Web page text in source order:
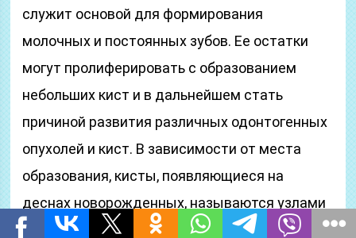
служит основой для формирования
молочных и постоянных зубов. Ее остатки
могут пролиферировать с образованием
небольших кист и в дальнейшем стать
причиной развития различных одонтогенных
опухолей и кист. В зависимости от места
образования, кисты, появляющиеся на
деснах новорожденных, называются узлами
Бона (присутствуют на буккальной и